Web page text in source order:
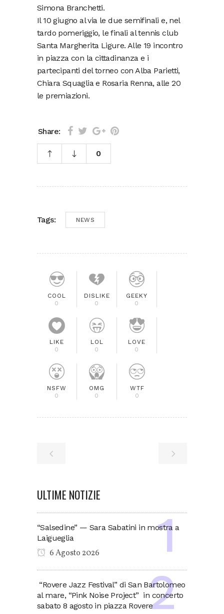
Simona Branchetti.
Il 10 giugno al via le due semifinali e, nel
tardo pomeriggio, le finali al tennis club
Santa Margherita Ligure. Alle 19 incontro
in piazza con la cittadinanza e i
partecipanti del torneo con Alba Parietti,
Chiara Squaglia e Rosaria Renna, alle 20
le premiazioni.
Share:
0
Tags: NEWS
COOL
0
DISLIKE
0
GEEKY
0
LIKE
0
LOL
0
LOVE
0
NSFW
0
OMG
0
WTF
0
ULTIME NOTIZIE
“Salsedine” — Sara Sabatini in mostra a
Laigueglia
6 Agosto 2026
“Rovere Jazz Festival” di San Bartolomeo
al mare, “Pink Noise Project” in concerto
sabato 8 agosto in piazza Rovere